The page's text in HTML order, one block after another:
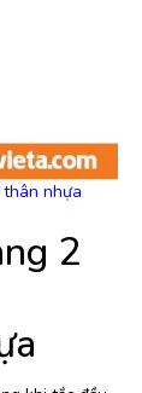
thân nhựa
2